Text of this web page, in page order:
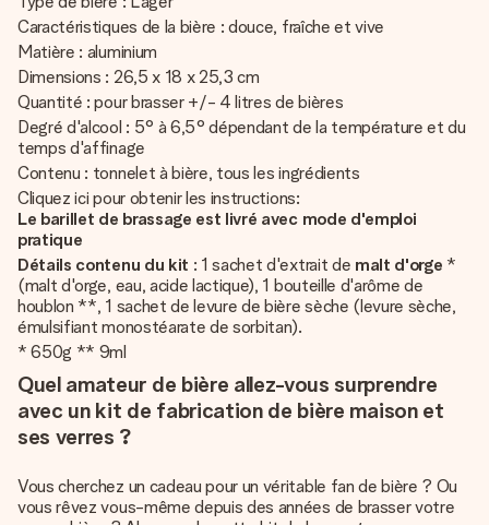
Caractéristiques de la bière : douce, fraîche et vive
Matière : aluminium
Dimensions : 26,5 x 18 x 25,3 cm
Quantité : pour brasser +/- 4 litres de bières
Degré d'alcool : 5° à 6,5° dépendant de la température et du
temps d'affinage
Contenu : tonnelet à bière, tous les ingrédients
Cliquez ici pour obtenir les instructions:
Le barillet de brassage est livré avec mode d'emploi
pratique
Détails contenu du kit : 1 sachet d'extrait de malt d'orge *
(malt d'orge, eau, acide lactique), 1 bouteille d'arôme de
houblon **, 1 sachet de levure de bière sèche (levure sèche,
émulsifiant monostéarate de sorbitan).
* 650g ** 9ml
Quel amateur de bière allez-vous surprendre
avec un kit de fabrication de bière maison et
ses verres ?
Vous cherchez un cadeau pour un véritable fan de bière ? Ou
vous rêvez vous-même depuis des années de brasser votre